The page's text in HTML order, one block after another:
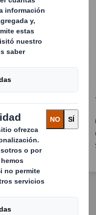
el robo en los
y Minoristas,
de